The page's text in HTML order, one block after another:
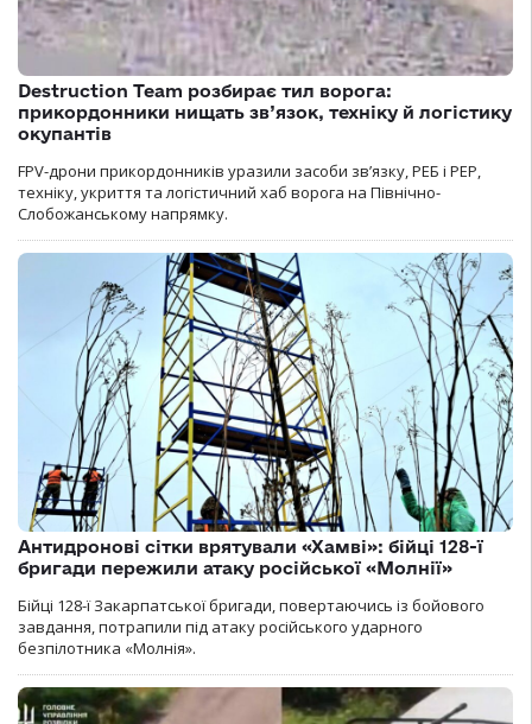
Destruction Team розбирає тил ворога:
прикордонники нищать зв’язок, техніку й логістику
окупантів
FPV-дрони прикордонників уразили засоби зв’язку, РЕБ і РЕР,
техніку, укриття та логістичний хаб ворога на Північно-
Слобожанському напрямку.
Антидронові сітки врятували «Хамві»: бійці 128-ї
бригади пережили атаку російської «Молнії»
Бійці 128-ї Закарпатської бригади, повертаючись із бойового
завдання, потрапили під атаку російського ударного
безпілотника «Молнія».